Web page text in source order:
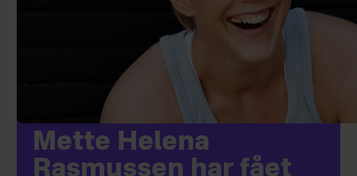
Mette Helena
Rasmussen har fået